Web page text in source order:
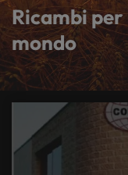
Ricambi
mondo